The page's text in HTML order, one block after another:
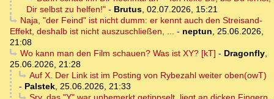
Dir selbst zu helfen!" - Brutus, 02.07.2026, 15:21
Naja, "der Feind" ist nicht dumm: er kennt auch den Streisand-
Effekt, deshalb ist nicht auszuschließen, ... - neptun, 25.06.2026,
21:08
Wo kann man den Film schauen? Was ist XY? [kT] - Dragonfly,
25.06.2026, 21:28
Auf X. Der Link ist im Posting von Rybezahl weiter oben(owT)
- Palstek, 25.06.2026, 21:33